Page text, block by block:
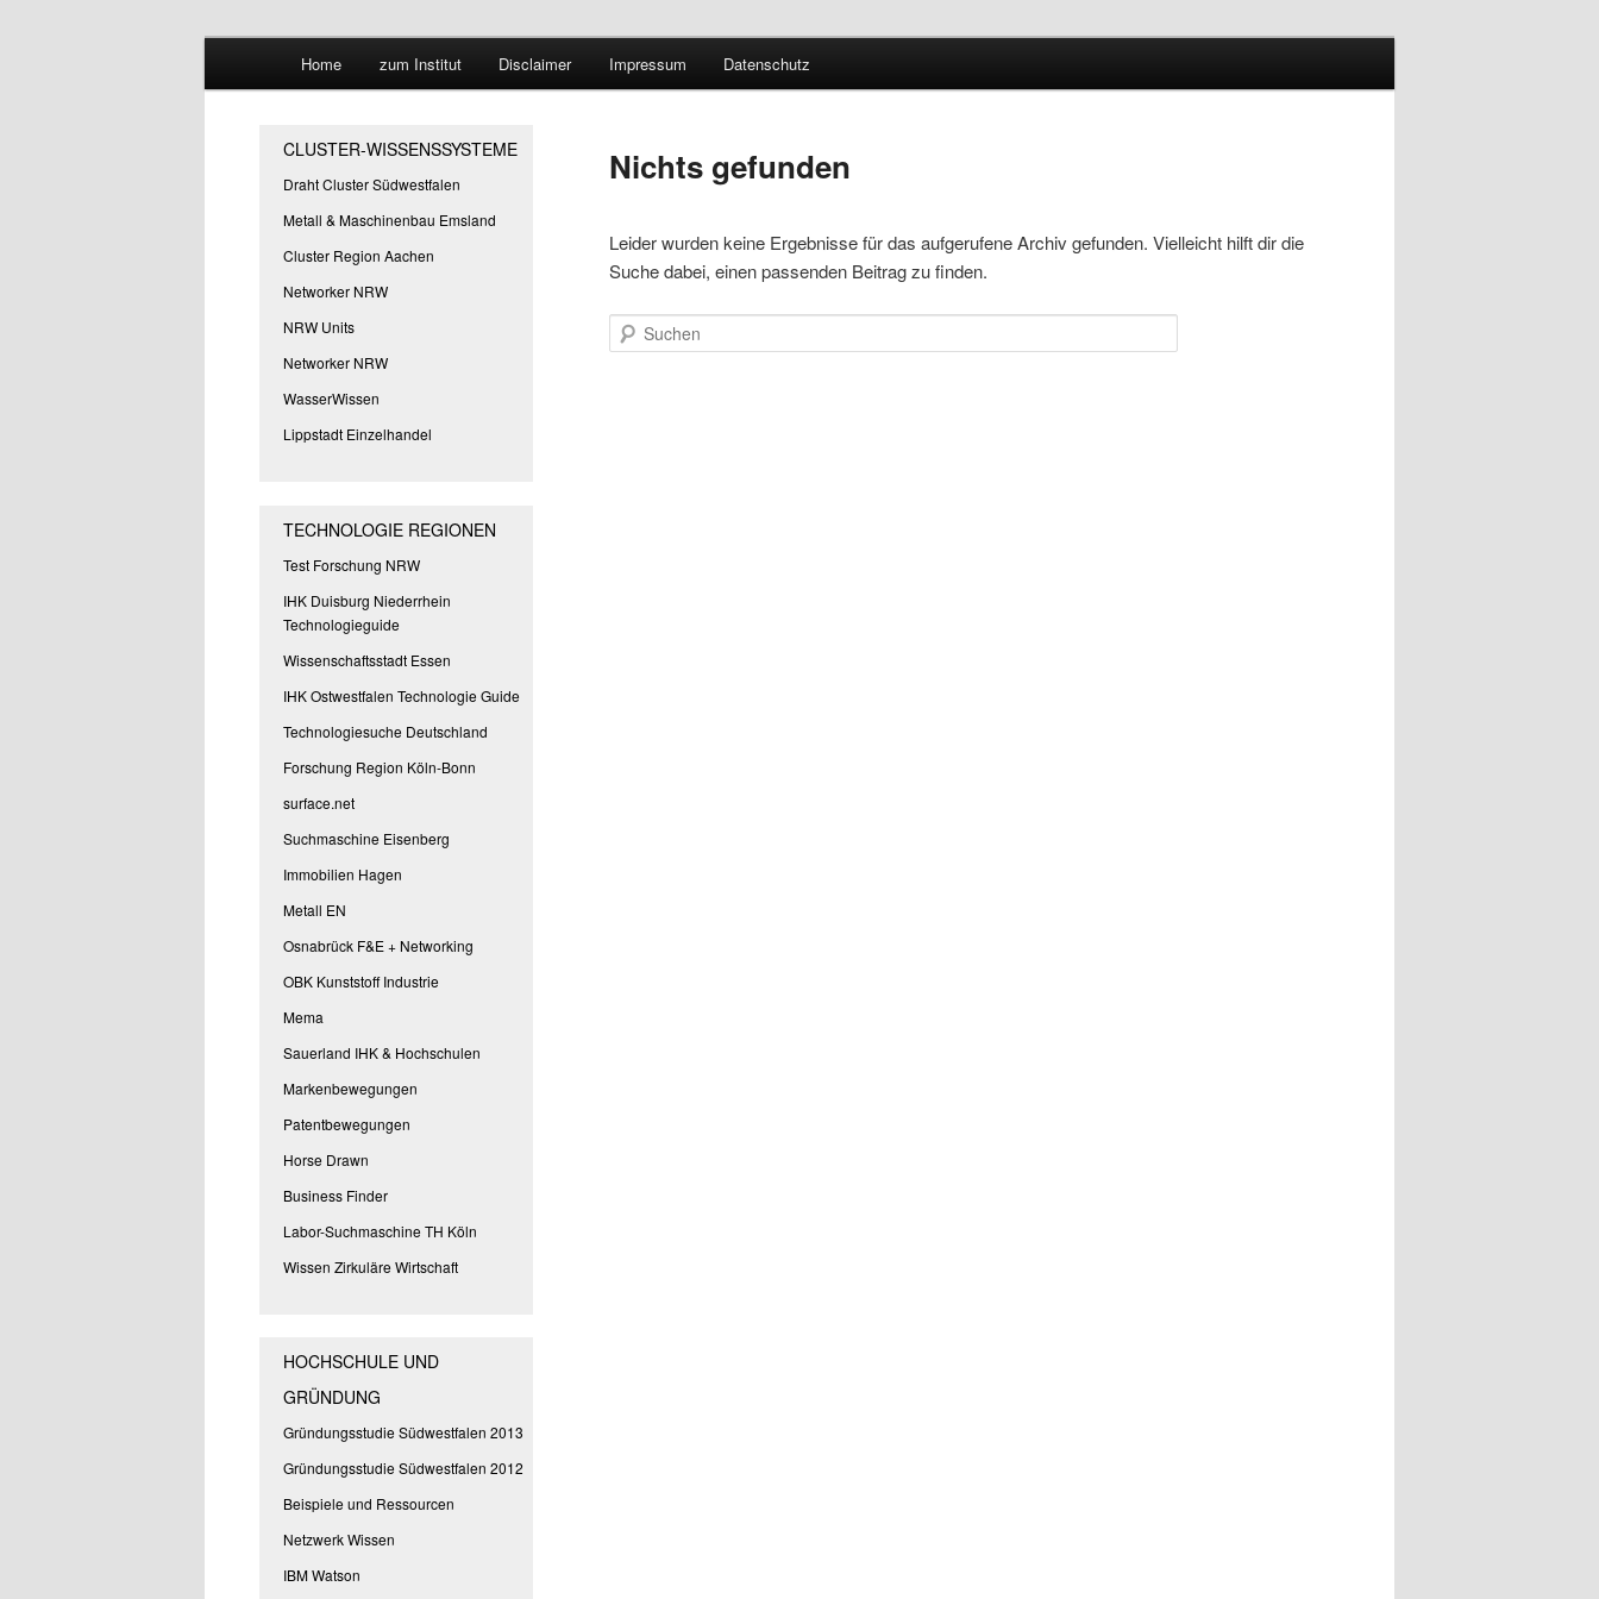
Zum
Inhalt
Zum
Inhalt
Home zum Institut Disclaimer Impressum Datenschutz
Nichts gefunden
Leider wurden keine Ergebnisse für das aufgerufene Archiv gefunden. Vielleicht hilft dir die
Suche dabei, einen passenden Beitrag zu finden.
Suchen
CLUSTER-WISSENSSYSTEME
Draht Cluster Südwestfalen
Metall & Maschinenbau Emsland
Cluster Region Aachen
Networker NRW
NRW Units
Networker NRW
WasserWissen
Lippstadt Einzelhandel
TECHNOLOGIE REGIONEN
Test Forschung NRW
IHK Duisburg Niederrhein
Technologieguide
Wissenschaftsstadt Essen
IHK Ostwestfalen Technologie Guide
Technologiesuche Deutschland
Forschung Region Köln-Bonn
surface.net
Suchmaschine Eisenberg
Immobilien Hagen
Metall EN
Osnabrück F&E + Networking
OBK Kunststoff Industrie
Mema
Sauerland IHK & Hochschulen
Markenbewegungen
Patentbewegungen
Horse Drawn
Business Finder
Labor-Suchmaschine TH Köln
Wissen Zirkuläre Wirtschaft
HOCHSCHULE UND
GRÜNDUNG
Gründungsstudie Südwestfalen 2013
Gründungsstudie Südwestfalen 2012
Beispiele und Ressourcen
Netzwerk Wissen
IBM Watson